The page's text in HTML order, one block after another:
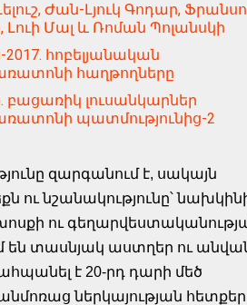
Ժան-Լյուկ Գոդար,
Լուի Մալ և Ռոման Պոլանսկի
հոբելյանական
հաղթողները
բացառիկ լուսանկարներ
պատմությունից-2
զարգանում է, սակայն
ու նշանակությունը՝
ու
են տասնյակ աստղեր ու
է 20-րդ դարի մեծ
ներկայության